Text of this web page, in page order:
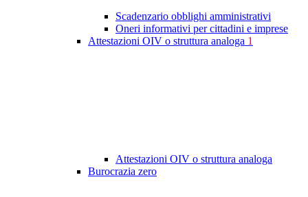
Scadenzario obblighi amministrativi
Oneri informativi per cittadini e imprese
Attestazioni OIV o struttura analoga 1
Attestazioni OIV o struttura analoga
Burocrazia zero